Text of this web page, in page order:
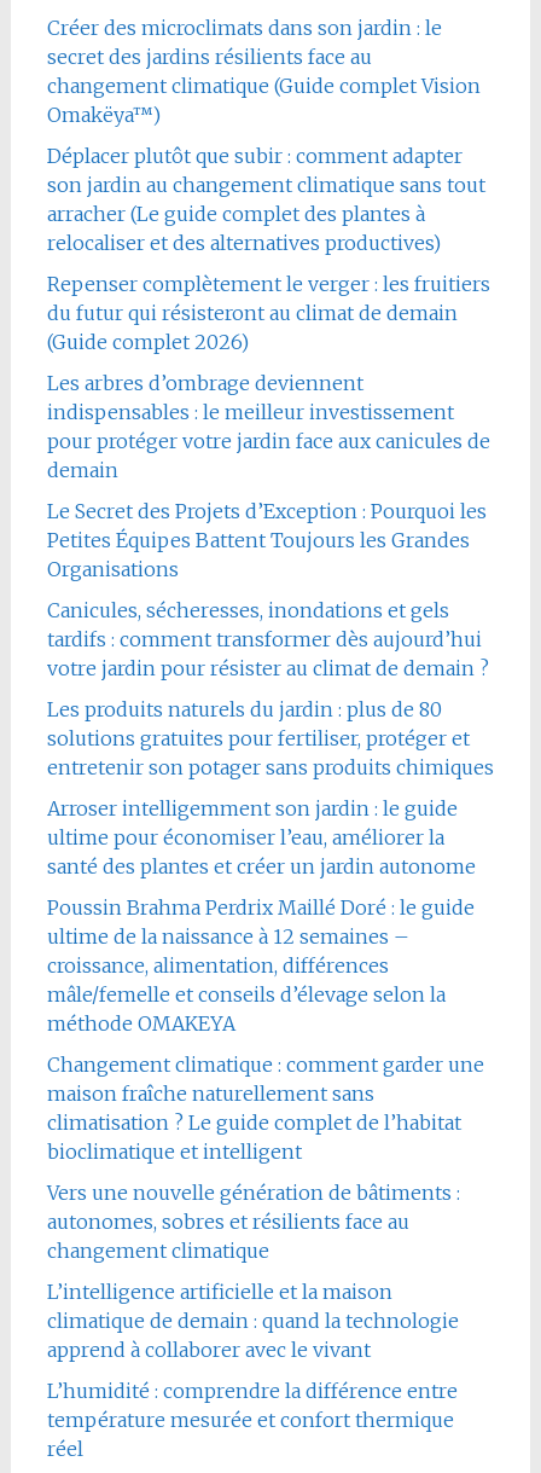
Créer des microclimats dans son jardin : le
secret des jardins résilients face au
changement climatique (Guide complet Vision
Omakëya™)
Déplacer plutôt que subir : comment adapter
son jardin au changement climatique sans tout
arracher (Le guide complet des plantes à
relocaliser et des alternatives productives)
Repenser complètement le verger : les fruitiers
du futur qui résisteront au climat de demain
(Guide complet 2026)
Les arbres d’ombrage deviennent
indispensables : le meilleur investissement
pour protéger votre jardin face aux canicules de
demain
Le Secret des Projets d’Exception : Pourquoi les
Petites Équipes Battent Toujours les Grandes
Organisations
Canicules, sécheresses, inondations et gels
tardifs : comment transformer dès aujourd’hui
votre jardin pour résister au climat de demain ?
Les produits naturels du jardin : plus de 80
solutions gratuites pour fertiliser, protéger et
entretenir son potager sans produits chimiques
Arroser intelligemment son jardin : le guide
ultime pour économiser l’eau, améliorer la
santé des plantes et créer un jardin autonome
Poussin Brahma Perdrix Maillé Doré : le guide
ultime de la naissance à 12 semaines –
croissance, alimentation, différences
mâle/femelle et conseils d’élevage selon la
méthode OMAKEYA
Changement climatique : comment garder une
maison fraîche naturellement sans
climatisation ? Le guide complet de l’habitat
bioclimatique et intelligent
Vers une nouvelle génération de bâtiments :
autonomes, sobres et résilients face au
changement climatique
L’intelligence artificielle et la maison
climatique de demain : quand la technologie
apprend à collaborer avec le vivant
L’humidité : comprendre la différence entre
température mesurée et confort thermique
réel